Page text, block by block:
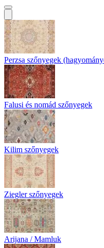
Perzsa szőnyegek
Falusi és nomád szőnyegek
Kilim szőnyegek
Ziegler szőnyegek
Arijana / Mamluk